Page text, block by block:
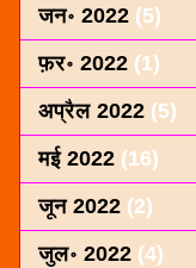
जन॰ 2022 (5)
फ़र॰ 2022 (1)
अप्रैल 2022 (5)
मई 2022 (16)
जून 2022 (2)
जुल॰ 2022 (4)